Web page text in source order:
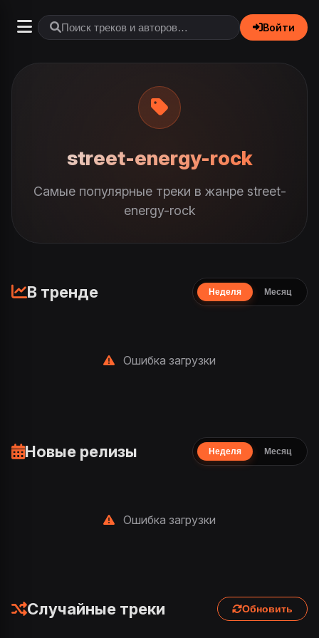
Войти
street-energy-rock
Самые популярные треки в жанре street-
energy-rock
В тренде Неделя Месяц
Ошибка загрузки
Новые релизы Неделя Месяц
Ошибка загрузки
Случайные треки Обновить